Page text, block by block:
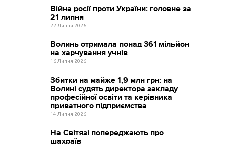
Війна росії проти України: головне за
21 липня
22 Липня 2026
Волинь отримала понад 361 мільйон
на харчування учнів
16 Липня 2026
Збитки на майже 1,9 млн грн: на
Волині судять директора закладу
професійної освіти та керівника
приватного підприємства
14 Липня 2026
На Світязі попереджають про
шахраїв